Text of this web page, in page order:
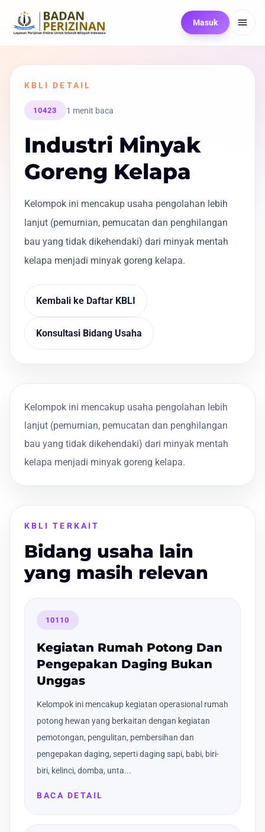
Masuk
KBLI DETAIL
10423 1 menit baca
Industri Minyak
Goreng Kelapa
Kelompok ini mencakup usaha pengolahan lebih
lanjut (pemurnian, pemucatan dan penghilangan
bau yang tidak dikehendaki) dari minyak mentah
kelapa menjadi minyak goreng kelapa.
Kembali ke Daftar KBLI
Konsultasi Bidang Usaha
Kelompok ini mencakup usaha pengolahan lebih
lanjut (pemurnian, pemucatan dan penghilangan
bau yang tidak dikehendaki) dari minyak mentah
kelapa menjadi minyak goreng kelapa.
KBLI TERKAIT
Bidang usaha lain
yang masih relevan
10110
Kegiatan Rumah Potong Dan
Pengepakan Daging Bukan
Unggas
Kelompok ini mencakup kegiatan operasional rumah
potong hewan yang berkaitan dengan kegiatan
pemotongan, pengulitan, pembersihan dan
pengepakan daging, seperti daging sapi, babi, biri-
biri, kelinci, domba, unta...
BACA DETAIL